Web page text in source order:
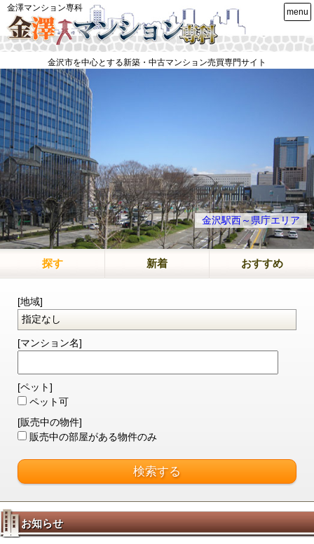
金澤マンション専科
金沢市を中心とする新築・中古マンション売買専門サイト
金沢駅西～県庁エリア
探す 新着 おすすめ
[地域]
[マンション名]
[ペット]
ペット可
[販売中の物件]
販売中の部屋がある物件のみ
お知らせ
menu